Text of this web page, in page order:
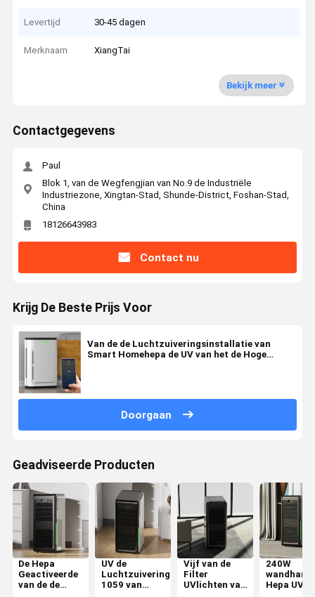
Levertijd 30-45 dagen
Merknaam XiangTai
Bekijk meer
Contactgegevens
Paul
Blok 1, van de Wegfengjian van No.9 de Industriële
Industriezone, Xingtan-Stad, Shunde-District, Foshan-Stad,
China
18126643983
Contact nu
Krijg De Beste Prijs Voor
Van de de Luchtzuiveringsinstallatie van
Smart Homehepa de UV van het de Hoge
Doorgaan
Geadviseerde Producten
De Hepa
Geactiveerde
van de de
UV de
Luchtzuiveringsinstallatie
1059 van
Vijf van de
Filter
UVlichten van
240W
Hepa UV-